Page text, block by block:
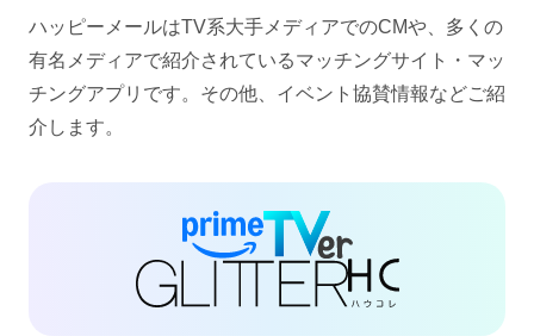
ハッピーメールはTV系大手メディアでのCMや、多くの
有名メディアで紹介されているマッチングサイト・マッ
チングアプリです。その他、イベント協賛情報などご紹
介します。